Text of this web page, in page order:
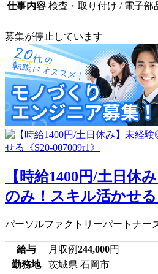
仕事内容 検査・取り付け / 電子部
募集が停止しています
【時給1400円/土日休
のみ！スキル活かせる
パーソルファクトリーパートナー
給与 月収例244,000円
勤務地
茨城県 石岡市